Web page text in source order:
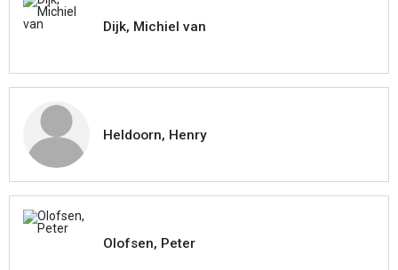
Dijk, Michiel van
Heldoorn, Henry
Olofsen, Peter